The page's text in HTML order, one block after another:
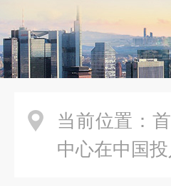
当前位置：
中心在中国